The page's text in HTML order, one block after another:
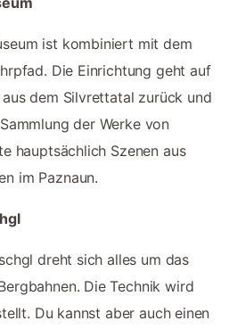
ist kombiniert mit dem
Die Einrichtung geht auf
dem Silvrettatal zurück und
der Werke von
hauptsächlich Szenen aus
im Paznaun.
dreht sich alles um das
Die Technik wird
Du kannst aber auch einen